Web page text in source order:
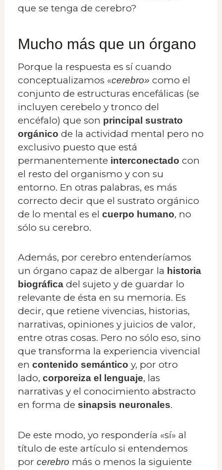
que se tenga de cerebro?
Mucho más que un órgano
Porque la respuesta es sí cuando
conceptualizamos «cerebro» como el
conjunto de estructuras encefálicas (se
incluyen cerebelo y tronco del
encéfalo) que son principal sustrato
orgánico de la actividad mental pero no
exclusivo puesto que está
permanentemente interconectado con
el resto del organismo y con su
entorno. En otras palabras, es más
correcto decir que el sustrato orgánico
de lo mental es elcuerpo humano, no
sólo su cerebro.
Además, por cerebro entenderíamos
un órgano capaz de albergar la historia
biográfica del sujeto y de guardar lo
relevante de ésta en su memoria. Es
decir, que retiene vivencias, historias,
narrativas, opiniones y juicios de valor,
entre otras cosas. Pero no sólo eso, sino
que transforma la experiencia vivencial
encontenido semántico y, por otro
lado,corporeiza el lenguaje, las
narrativas y el conocimiento abstracto
en forma desinapsis neuronales.
De este modo, yo respondería «sí» al
título de este artículo si entendemos
porcerebro más o menos la siguiente